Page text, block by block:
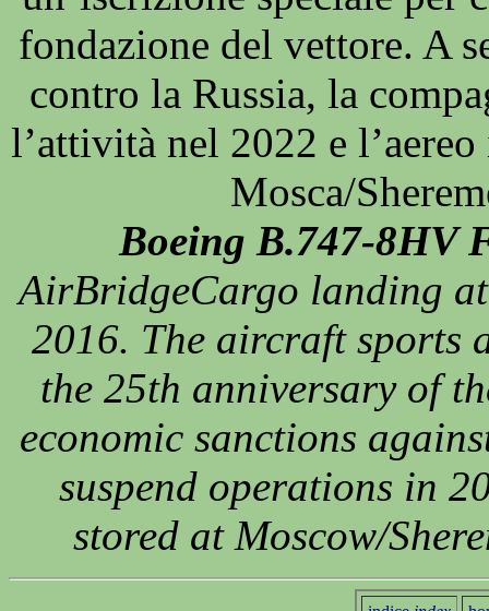
fondazione del vettore. A
contro la Russia, la
l’attività nel 2022 e
Mosca/
Boeing B.747-8HV
AirBridgeCargo landing
2016. The aircraft sports
the 25th anniversary of
economic sanctions
suspend operations in
stored at Moscow/